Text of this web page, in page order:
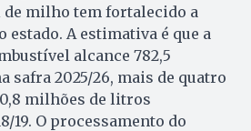
milho tem fortalecido a
estado. A estimativa é que a
alcance 782,5
safra 2025/26, mais de quatro
milhões de litros
19. O processamento do